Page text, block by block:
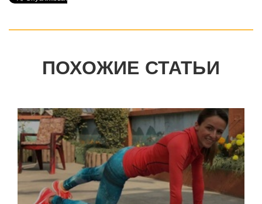
ПОХОЖИЕ СТАТЬИ